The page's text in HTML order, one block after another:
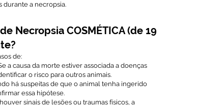
a necropsia.
Necropsia COSMÉTICA (de 19
de:
a causa da morte estiver associada a doenças
o risco para outros animais.
há suspeitas de que o animal tenha ingerido
essa hipótese.
sinais de lesões ou traumas físicos, a